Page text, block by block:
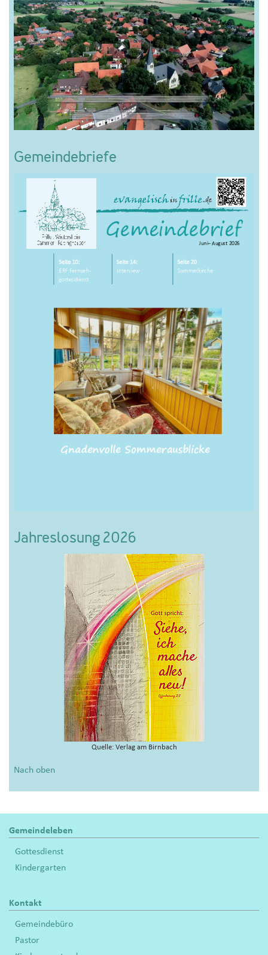
Gemeindebriefe
Jahreslosung 2026
Quelle: Verlag am Birnbach
Nach oben
Gemeindeleben
Gottesdienst
Kindergarten
Kontakt
Gemeindebüro
Pastor